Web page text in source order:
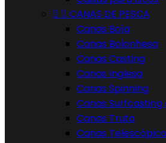
  CANAS DE PESCA
Canas Boía
Canas Bolonhesa
Canas Casting
Canas Inglesa
Canas Spinning
Canas Surfcasting
Canas Truta
Canas